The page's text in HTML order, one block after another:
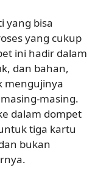
yang bisa
yang cukup
ini hadir dalam
dan bahan,
mengujinya
masing.
dalam dompet
tiga kartu
bukan